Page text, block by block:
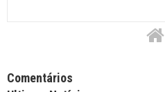
Facebook Comments
Comentários